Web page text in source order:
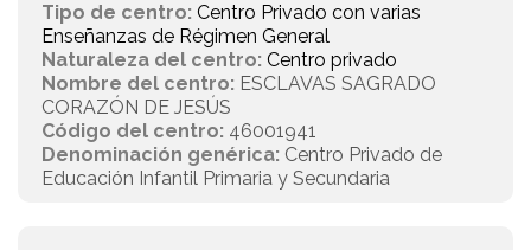
Tipo de centro: Centro Privado con varias
Enseñanzas de Régimen General
Naturaleza del centro: Centro privado
Nombre del centro: ESCLAVAS SAGRADO
CORAZÓN DE JESÚS
Código del centro: 46001941
Denominación genérica: Centro Privado de
Educación Infantil Primaria y Secundaria